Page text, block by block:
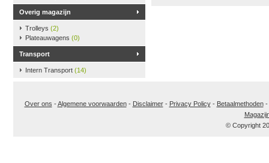
Overig magazijn
Trolleys (2)
Plateauwagens (0)
Transport
Intern Transport (14)
Over ons -Algemene voorwaarden- Disclaimer- Privacy Policy- Betaalmethoden-
© Copyright